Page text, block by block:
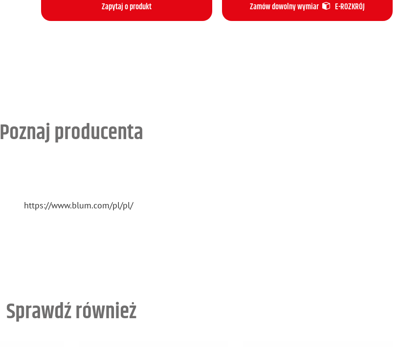
Zapytaj o produkt Zamów dowolny wymiar E-ROZKRÓJ
Poznaj producenta
https://​www.​blum.​com/​pl/​pl/
Sprawdź również